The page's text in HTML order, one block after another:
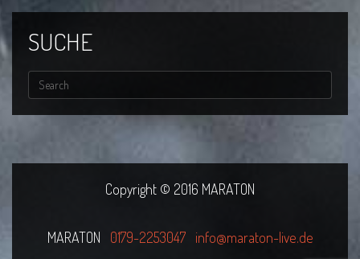
SUCHE
Copyright © 2016 MARATON
MARATON 0179-2253047 info@maraton-live.de